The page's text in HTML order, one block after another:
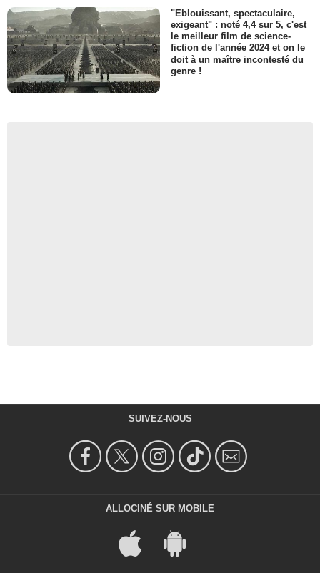
"Eblouissant, spectaculaire,
exigeant" : noté 4,4 sur 5, c'est
le meilleur film de science-
fiction de l'année 2024 et on le
doit à un maître incontesté du
genre !
SUIVEZ-NOUS
ALLOCINÉ SUR MOBILE